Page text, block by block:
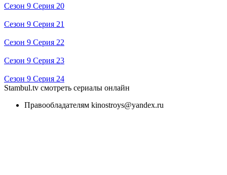
Сезон 9 Серия 20
Сезон 9 Серия 21
Сезон 9 Серия 22
Сезон 9 Серия 23
Сезон 9 Серия 24
Stambul.tv смотреть сериалы онлайн
Правообладателям kinostroys@yandex.ru